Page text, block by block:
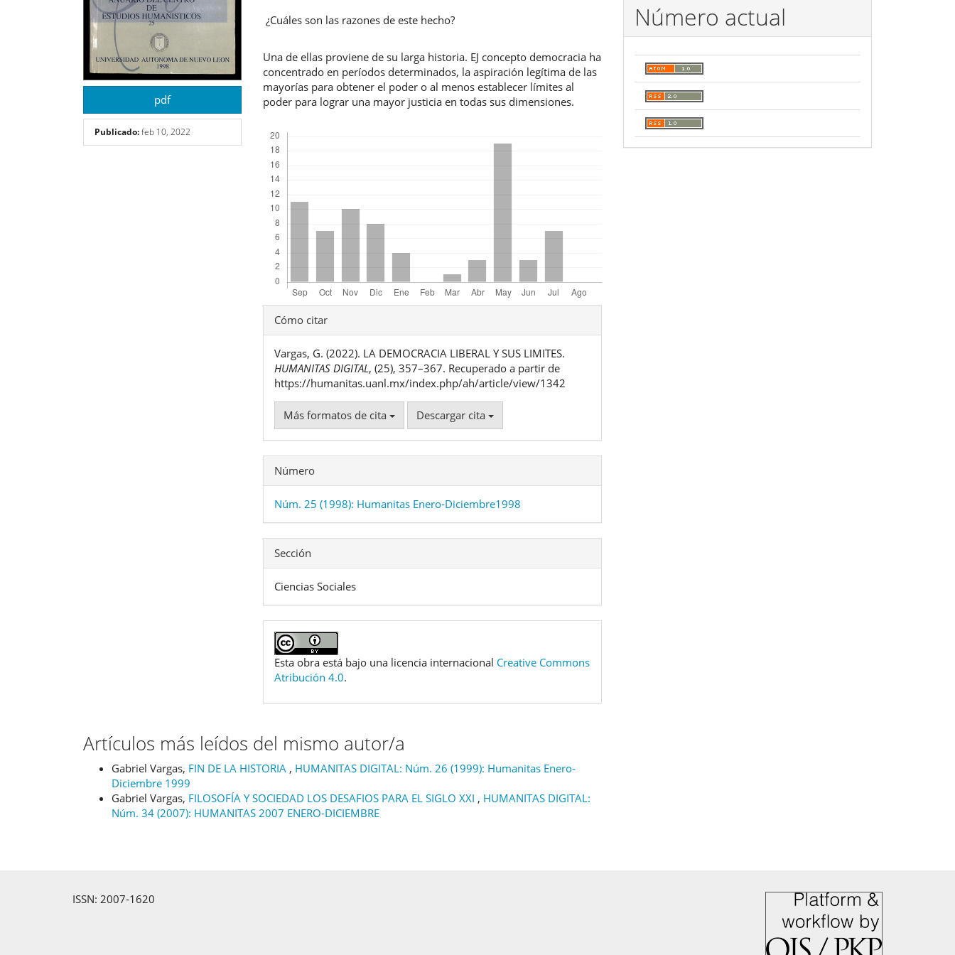
pdf
Publicado:feb 10, 2022
¿Cuáles son las razones de este hecho?
Una de ellas proviene de su larga historia. EJ concepto democracia ha
concentrado en períodos determinados, la aspiración legítima de las
mayorías para obtener el poder o al menos establecer límites al
poder para lograr una mayor justicia en todas sus dimensiones.
Detalles
del
artículo
Cómo citar
Vargas, G. (2022). LA DEMOCRACIA LIBERAL Y SUS LIMITES.
HUMANITAS DIGITAL, (25), 357–367. Recuperado a partir de
https://humanitas.uanl.mx/index.php/ah/article/view/1342
Más formatos de cita Descargar cita
Número
Núm. 25 (1998): Humanitas Enero-Diciembre1998
Sección
Ciencias Sociales
Esta obra está bajo una licencia internacional Creative Commons
Atribución 4.0.
Artículos más leídos del mismo autor/a
Gabriel Vargas, FIN DE LA HISTORIA , HUMANITAS DIGITAL: Núm. 26 (1999): Humanitas Enero-
Diciembre 1999
Gabriel Vargas, FILOSOFÍA Y SOCIEDAD LOS DESAFIOS PARA EL SIGLO XXI , HUMANITAS DIGITAL:
Núm. 34 (2007): HUMANITAS 2007 ENERO-DICIEMBRE
Número actual
ISSN: 2007-1620